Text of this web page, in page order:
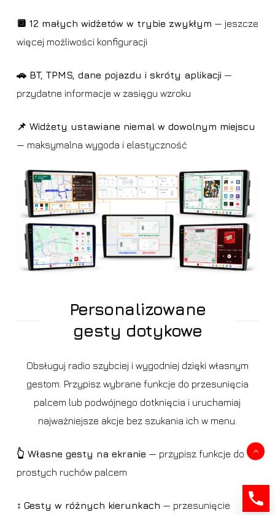
Kwota: 0,00zł
🔲 12 małych widżetów w trybie zwykłym — jeszcze
więcej możliwości konfiguracji
🚗 BT, TPMS, dane pojazdu i skróty aplikacji —
przydatne informacje w zasięgu wzroku
📌 Widżety ustawiane niemal w dowolnym miejscu
— maksymalna wygoda i elastyczność
Personalizowane
gesty dotykowe
Obsługuj radio szybciej i wygodniej dzięki własnym
gestom. Przypisz wybrane funkcje do przesunięcia
palcem lub podwójnego dotknięcia i uruchamiaj
najważniejsze akcje bez szukania ich w menu.
👆 Własne gesty na ekranie — przypisz funkcje do
prostych ruchów palcem
↕️ Gesty w różnych kierunkach — przesunięcie